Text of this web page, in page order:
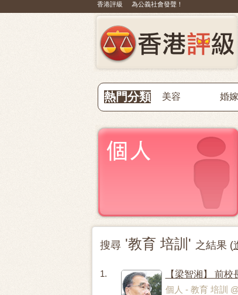
香港評級 為公義社會發聲！
熱門分類 美容 婚嫁
搜尋'教育 培訓' 之結果 (
1.
【梁智湘】 前校
個人 - 教育 培訓